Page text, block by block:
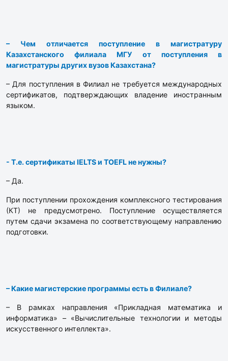
– Чем отличается поступление в магистратуру
Казахстанского филиала МГУ от поступления в
магистратуры других вузов Казахстана?
– Для поступления в Филиал не требуется международных
сертификатов, подтверждающих владение иностранным
языком.
- Т.е. сертификаты IELTS и TOEFL не нужны?
– Да.
При поступлении прохождения комплексного тестирования
(КТ) не предусмотрено. Поступление осуществляется
путем сдачи экзамена по соответствующему направлению
подготовки.
– Какие магистерские программы есть в Филиале?
– В рамках направления «Прикладная математика и
информатика» – «Вычислительные технологии и методы
искусственного интеллекта».